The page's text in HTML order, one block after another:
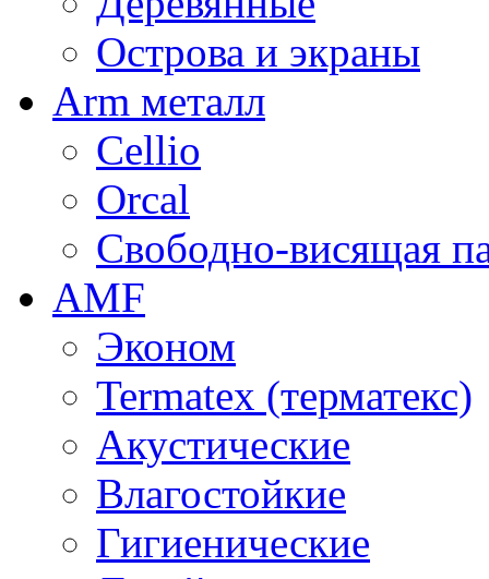
Острова и экраны
Arm металл
Cellio
Orcal
Свободно-висящая
AMF
Эконом
Termatex (терматекс)
Акустические
Влагостойкие
Гигиенические